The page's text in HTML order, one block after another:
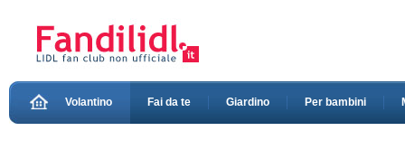
Volantino Fai da te Giardino Per bambini